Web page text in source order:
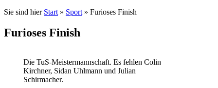
Sie sind hier Start » Sport » Furioses Finish
Furioses Finish
Die TuS-Meistermannschaft. Es fehlen Colin
Kirchner, Sidan Uhlmann und Julian
Schirmacher.